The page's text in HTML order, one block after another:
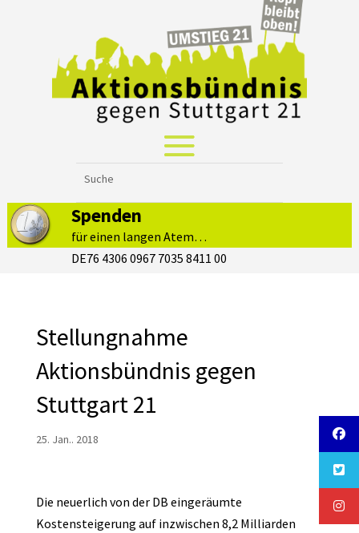
Spenden
für einen langen Atem…
DE76 4306 0967 7035 8411 00
Stellungnahme
Aktionsbündnis gegen
Stuttgart 21
25. Jan.. 2018
Die neuerlich von der DB eingeräumte
Kostensteigerung auf inzwischen 8,2 Milliarden